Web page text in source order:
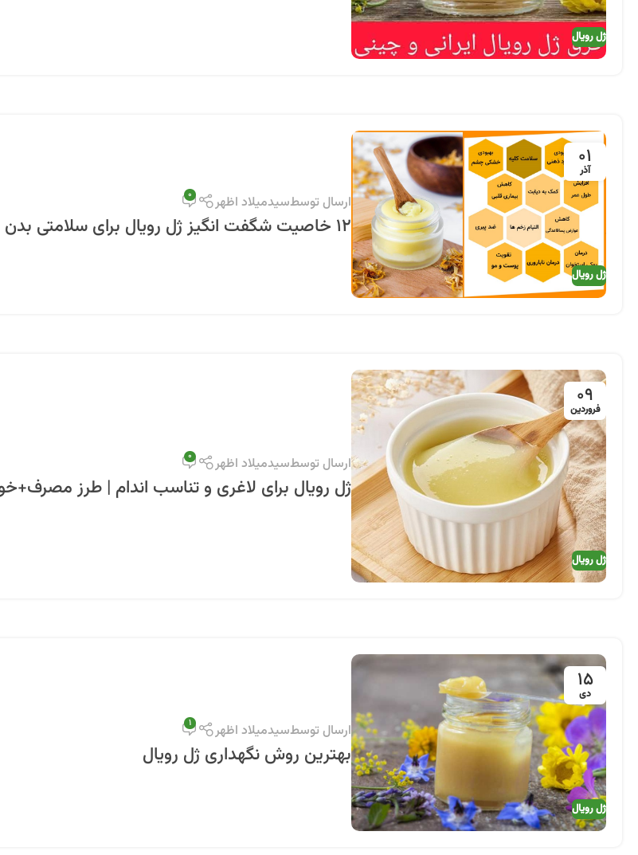
ژل رویال
01
آذر
ژل رویال
ارسال توسطسیدمیلاد اظهر 0
12 خاصیت شگفت انگیز ژل رویال برای سلامتی بدن
09
فروردین
ژل رویال
ارسال توسطسیدمیلاد اظهر 0
ژل رویال برای لاغری و تناسب اندام | طرز
15
دی
ژل رویال
ارسال توسطسیدمیلاد اظهر 1
بهترین روش نگهداری ژل رویال